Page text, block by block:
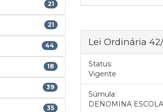
21
21
44
18
39
35
Lei Ordinária
Status:
Vigente
Súmula:
DENOMINA